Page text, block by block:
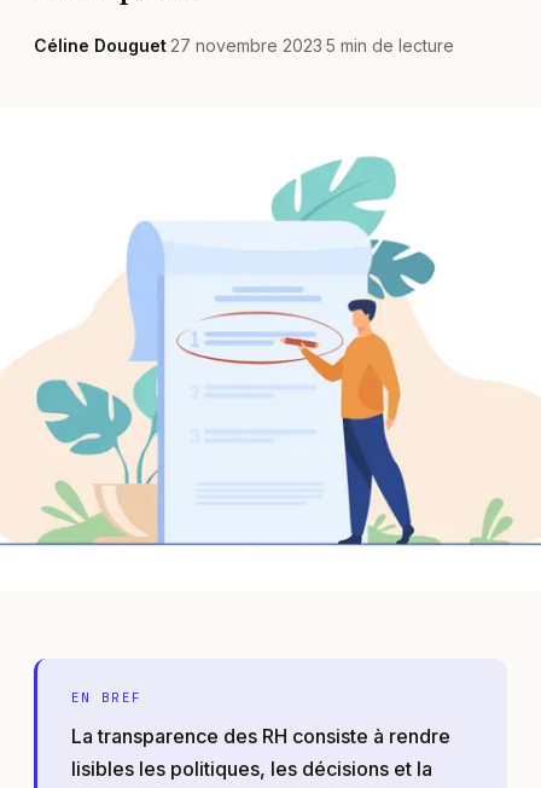
Céline Douguet·27 novembre 2023·5 min de lecture
EN BREF
La transparence des RH consiste à rendre
lisibles les politiques, les décisions et la